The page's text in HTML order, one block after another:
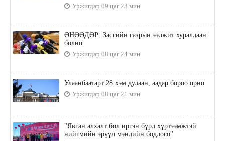
Уржигдар 09 цаг 23 мин
ӨНӨӨДӨР: Засгийн газрын ээлжит хуралдаан
болно
Уржигдар 08 цаг 24 мин
Улаанбаатарт 28 хэм дулаан, аадар бороо орно
Уржигдар 08 цаг 21 мин
"Явган алхалт бол иргэн бүрд хүртээмжтэй
нийгмийн эрүүл мэндийн бодлого"